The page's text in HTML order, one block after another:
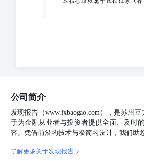
毋须另行通知。国投证券国际
者依据此报告的建议而作出任
职员和/或员工可能是此报告提
动。 此报告对于收件人来说是
于）此报告及其任何副本均不
国证券法S规则的解释），国投
人。 收件人应注意国投证券国
的权益。因此，投资者应注意国
任。 此报告受到版权和资料全
公司简介
发现报告（www.fxbaogao.com），是苏州
于为金融从业者与投资者提供全面、及时
容。凭借前沿的技术与极简的设计，我们助
了解更多关于发现报告 >